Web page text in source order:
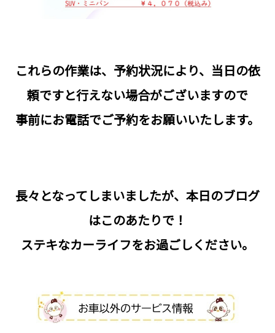
これらの作業は、予約状況により、当日の依
頼ですと行えない場合がございますので
事前にお電話でご予約をお願いいたします。
長々となってしまいましたが、本日のブログ
はこのあたりで！
ステキなカーライフをお過ごしください。